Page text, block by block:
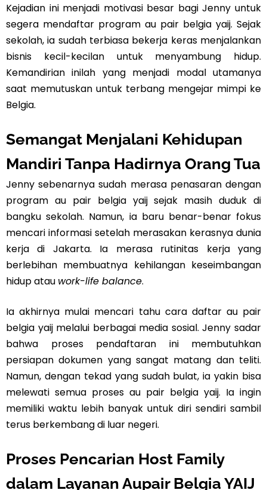
Kejadian ini menjadi motivasi besar bagi Jenny untuk
segera mendaftar program au pair belgia yaij. Sejak
sekolah, ia sudah terbiasa bekerja keras menjalankan
bisnis kecil-kecilan untuk menyambung hidup.
Kemandirian inilah yang menjadi modal utamanya
saat memutuskan untuk terbang mengejar mimpi ke
Belgia.
Semangat Menjalani Kehidupan
Mandiri Tanpa Hadirnya Orang Tua
Jenny sebenarnya sudah merasa penasaran dengan
program au pair belgia yaij sejak masih duduk di
bangku sekolah. Namun, ia baru benar-benar fokus
mencari informasi setelah merasakan kerasnya dunia
kerja di Jakarta. Ia merasa rutinitas kerja yang
berlebihan membuatnya kehilangan keseimbangan
hidup atau work-life balance.
Ia akhirnya mulai mencari tahu cara daftar au pair
belgia yaij melalui berbagai media sosial. Jenny sadar
bahwa proses pendaftaran ini membutuhkan
persiapan dokumen yang sangat matang dan teliti.
Namun, dengan tekad yang sudah bulat, ia yakin bisa
melewati semua proses au pair belgia yaij. Ia ingin
memiliki waktu lebih banyak untuk diri sendiri sambil
terus berkembang di luar negeri.
Proses Pencarian Host Family
dalam Layanan Aupair Belgia YAIJ